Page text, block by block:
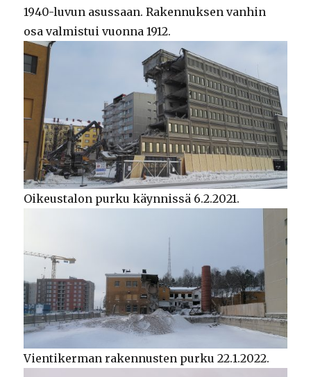
1940-luvun asussaan. Rakennuksen vanhin
osa valmistui vuonna 1912.
Oikeustalon purku käynnissä 6.2.2021.
Vientikerman rakennusten purku 22.1.2022.